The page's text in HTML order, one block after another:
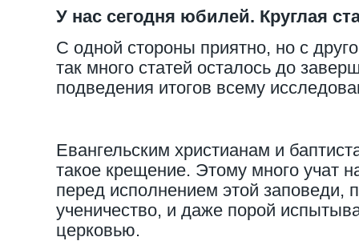
У нас сегодня юбилей. Круглая
С одной стороны приятно, но с
так много статей осталось до
подведения итогов всему
Евангельским христианам и
такое крещение. Этому много учат
перед исполнением этой заповеди,
ученичество, и даже порой
церковью.